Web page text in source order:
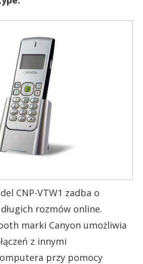
CNP-VTW1 zadba o
rozmów online.
marki Canyon umożliwia
z innymi
przy pomocy